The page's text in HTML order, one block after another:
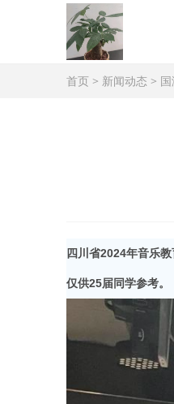
首页 > 新闻动态 >
四川省2024年音乐教
仅供25届同学参考。